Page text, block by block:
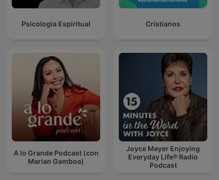
Psicología Espiritual Cristianos
A lo Grande Podcast (con
Marian Gamboa)
Joyce Meyer Enjoying
Everyday Life® Radio
Podcast